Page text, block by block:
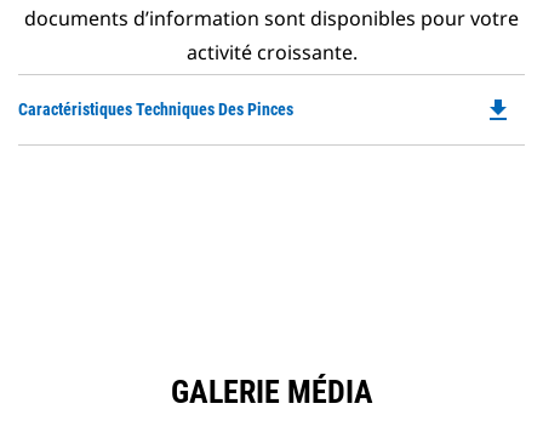
documents d’information sont disponibles pour votre
activité croissante.
Caractéristiques Techniques Des Pinces file_download
GALERIE MÉDIA